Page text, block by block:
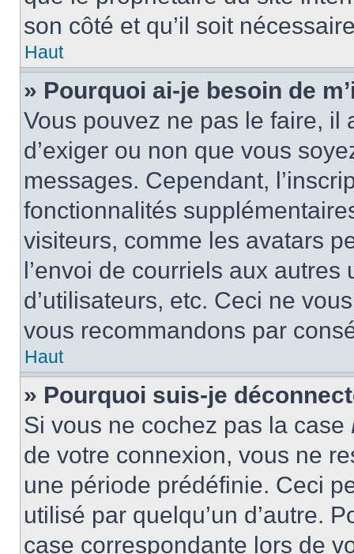
son côté et qu’il soit
Haut
» Pourquoi ai-je besoin de
Vous pouvez ne pas le faire, il
d’exiger ou non que vous
messages. Cependant,
fonctionnalités
visiteurs, comme les avatars
l’envoi de courriels aux
d’utilisateurs, etc. Ceci ne
vous recommandons par
Haut
» Pourquoi suis-je
Si vous ne cochez pas la case
de votre connexion, vous ne
une période prédéfinie. Ceci
utilisé par quelqu’un d’autre.
case correspondante lors de